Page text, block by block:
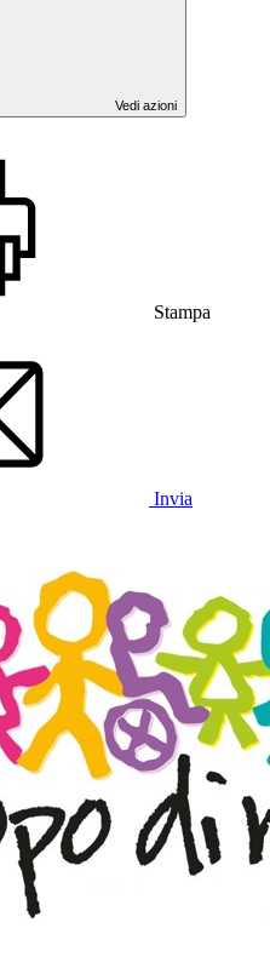
Vedi azioni
Stampa
Invia